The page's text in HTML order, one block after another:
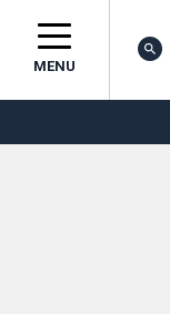
MENU